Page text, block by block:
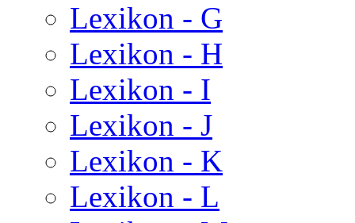
Lexikon - G
Lexikon - H
Lexikon - I
Lexikon - J
Lexikon - K
Lexikon - L